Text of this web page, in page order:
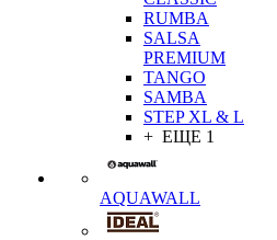
RUMBA
SALSA
PREMIUM
TANGO
SAMBA
STEP XL & L
+ ЕЩЕ 1
AQUAWALL